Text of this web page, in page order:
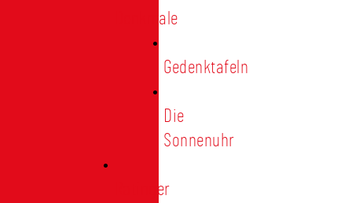
Denkmale
Gedenktafeln
Die
Sonnenuhr
Ratinger